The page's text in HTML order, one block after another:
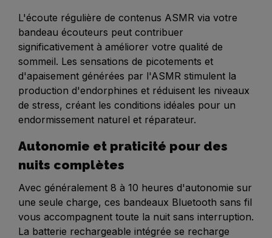
L'écoute régulière de contenus ASMR via votre
bandeau écouteurs peut contribuer
significativement à améliorer votre qualité de
sommeil. Les sensations de picotements et
d'apaisement générées par l'ASMR stimulent la
production d'endorphines et réduisent les niveaux
de stress, créant les conditions idéales pour un
endormissement naturel et réparateur.
Autonomie et praticité pour des
nuits complètes
Avec généralement 8 à 10 heures d'autonomie sur
une seule charge, ces bandeaux Bluetooth sans fil
vous accompagnent toute la nuit sans interruption.
La batterie rechargeable intégrée se recharge